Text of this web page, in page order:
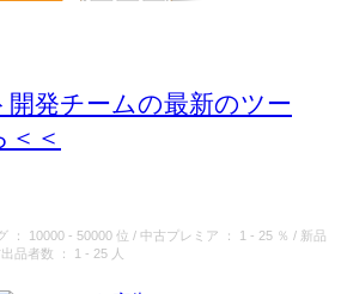
開発チームの最新のツー
＜＜
： 10000 - 50000 位 / 中古プレミア ： 1 - 25 ％ / 新品
品者数 ： 1 - 25 人